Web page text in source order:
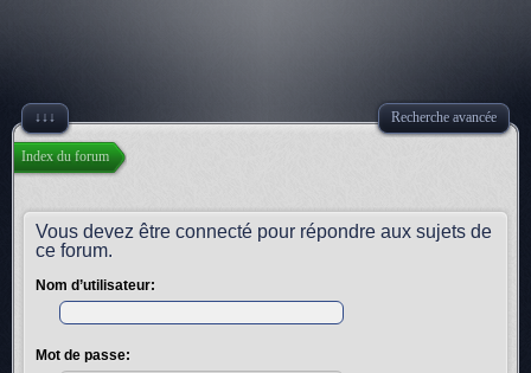
↓↓↓ Recherche avancée
Index du forum
Vous devez être connecté pour répondre aux sujets de
ce forum.
Nom d’utilisateur:
Mot de passe: